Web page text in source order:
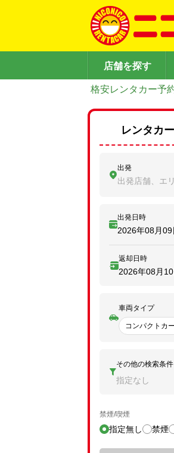
店舗を探す
格安レンタカー予
レンタカ
出発
出発店舗、エ
出発日時
2026年08月09
返却日時
2026年08月
車両タイプ
コンパクトカー
その他の検索条件
指定なし
禁煙/喫煙
指定無し 禁煙